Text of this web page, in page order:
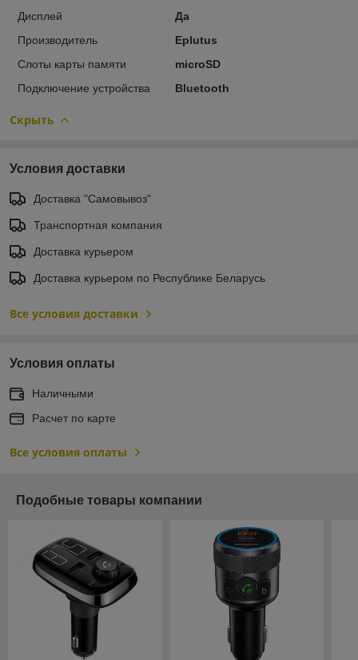
Дисплей
Да
Производитель
Eplutus
Слоты карты памяти
microSD
Подключение устройства
Bluetooth
Скрыть
Условия доставки
Доставка "Самовывоз"
Транспортная компания
Доставка курьером
Доставка курьером по Республике Беларусь
Все условия доставки
Условия оплаты
Наличными
Расчет по карте
Все условия оплаты
Подобные товары компании